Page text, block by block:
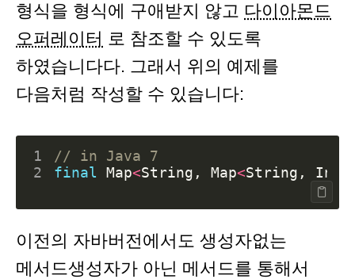
형식을 형식에 구애받지 않고 다이아몬드
오퍼레이터 로 참조할 수 있도록
하였습니다다. 그래서 위의 예제를
다음처럼 작성할 수 있습니다:
1
// in Java 7
2
final Map<String , Map<String ,
이전의 자바버전에서도 생성자없는
메서드생성자가 아닌 메서드를 통해서